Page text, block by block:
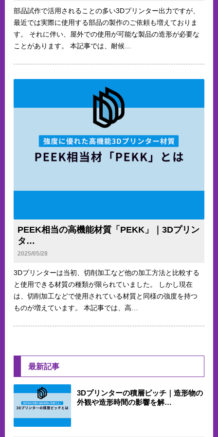
部品試作で活用されることの多い3Dプリンター出力ですが、
最近では実際に使用する部品の製作のご依頼も増えておりま
す。 それに伴い、屋外での使用が可能な製品の造形が必要な
ことがあります。 本記事では、耐候…
PEEK相当の高機能材質「PEKK」｜3Dプリン
タ…
2025/05/28
3Dプリンターは当初、切削加工など他の加工方法と比較する
と使用できる材質の種類が限られていました。 しかし現在
は、切削加工などで使用されている材質と同様の強度を持つ
ものが増えています。 本記事では、高…
最新記事
3Dプリンターの積層ピッチ｜造形物の
外観や造形時間の影響を解…